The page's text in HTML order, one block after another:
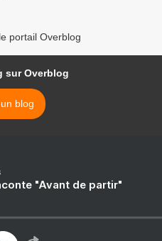
portail Overblog
sur Overblog
blog
"Avant de partir"